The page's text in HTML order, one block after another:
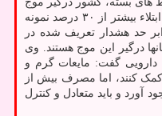
گسترده آنفلوانزا شده است و میزان ابتلاء بیشتر از ۳۰ درصد نمونه
حد هشدار تعریف شده در
درگیر این موج هستند. وی
گفت: مایعات گرم و
کنند، اما مصرف بیش از
آورد و باید متعادل و کنترل